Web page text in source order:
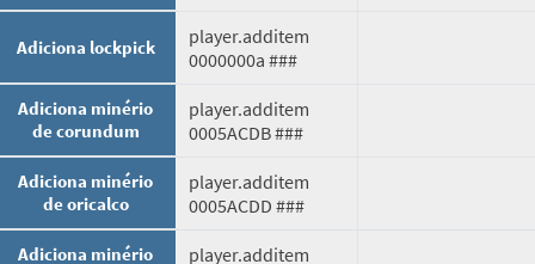
Adiciona lockpick
player.additem
0000000a ###
Adiciona minério
de corundum
player.additem
0005ACDB ###
Adiciona minério
de oricalco
player.additem
0005ACDD ###
Adiciona minério
player.additem